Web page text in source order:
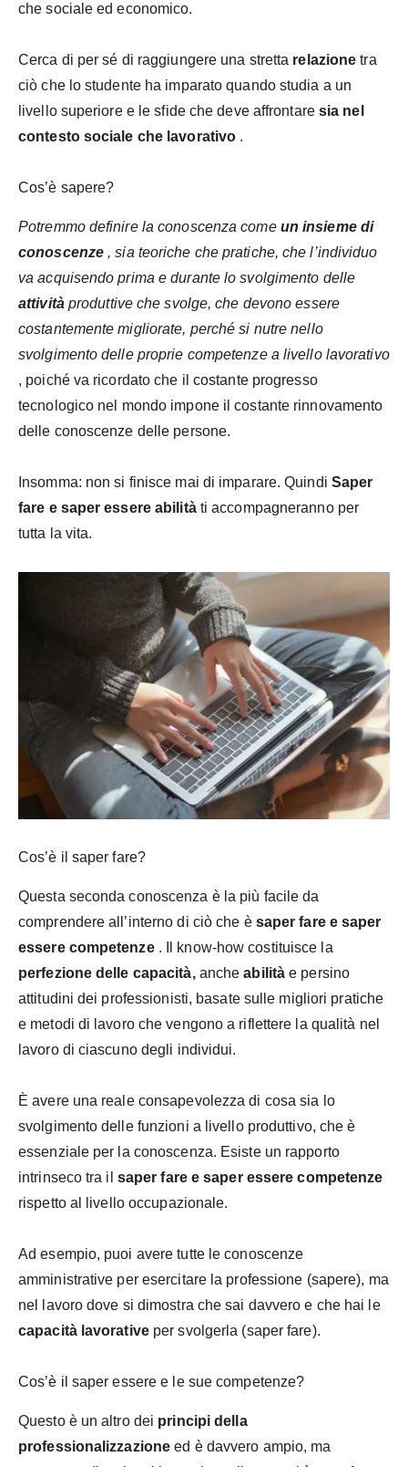
che sociale ed economico.
Cerca di per sé di raggiungere una stretta relazione tra
ciò che lo studente ha imparato quando studia a un
livello superiore e le sfide che deve affrontare sia nel
contesto sociale che lavorativo .
Cos’è sapere?
Potremmo definire la conoscenza come un insieme di
conoscenze , sia teoriche che pratiche, che l’individuo
va acquisendo prima e durante lo svolgimento delle
attivitàproduttive che svolge, che devono essere
costantemente migliorate, perché si nutre nello
svolgimento delle proprie competenze a livello lavorativo
, poiché va ricordato che il costante progresso
tecnologico nel mondo impone il costante rinnovamento
delle conoscenze delle persone.
Insomma: non si finisce mai di imparare. Quindi Saper
fare e saper essere abilitàti accompagneranno per
tutta la vita.
Cos’è il saper fare?
Questa seconda conoscenza è la più facile da
comprendere all’interno di ciò che è saper fare e saper
essere competenze. Il know-how costituisce la
perfezione delle capacità,ancheabilità e persino
attitudini dei professionisti, basate sulle migliori pratiche
e metodi di lavoro che vengono a riflettere la qualità nel
lavoro di ciascuno degli individui.
È avere una reale consapevolezza di cosa sia lo
svolgimento delle funzioni a livello produttivo, che è
essenziale per la conoscenza. Esiste un rapporto
intrinseco tra il saper fare e saper essere competenze
rispetto al livello occupazionale.
Ad esempio, puoi avere tutte le conoscenze
amministrative per esercitare la professione (sapere), ma
nel lavoro dove si dimostra che sai davvero e che hai le
capacità lavorativeper svolgerla (saper fare).
Cos’è il saper essere e le sue competenze?
Questo è un altro dei principi della
professionalizzazione ed è davvero ampio, ma